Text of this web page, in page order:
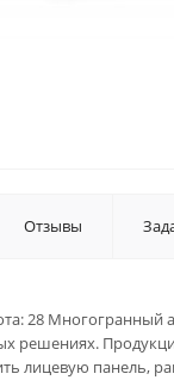
Отзывы
28 Многогранный
решениях.
лицевую панель,